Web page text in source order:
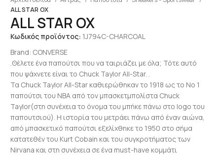
ALL STAR OX
ALL STAR OX
Κωδικός προϊόντος: 1J794C-CΗΑRCΟΑL
Brand: CONVERSE
.Θέλετε ένα παπούτσι που να ταιριάζει με όλα; Τότε αυτό
που ψάχνετε είναι το Chuck Taylor All-Star. .
Τα Chuck Taylor All-Star καθιερώθηκαν το 1918 ως το No 1
παπούτσι του NBA από τον μπασκετμπολίστα Chuck
Taylor(στη συνέχεια το όνομα του μπήκε πάνω στο logo του
παπουτσιού). Η ιστορία του μετράει πάνω από έναν αιώνα,
από μπασκετικό παπούτσι εξελίχθηκε το 1950 στο σήμα
κατατεθέν του Kurt Cobain και του συγκροτήματος των
Nirvana και στη συνέχεια σε ένα must-have κομμάτι